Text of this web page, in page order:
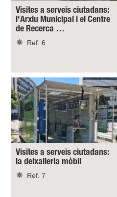
Visites a serveis ciutadans:
l'Arxiu Municipal i el Centre
de Recerca …
Ref. 6
Visites a serveis ciutadans:
la deixalleria mòbil
Ref. 7